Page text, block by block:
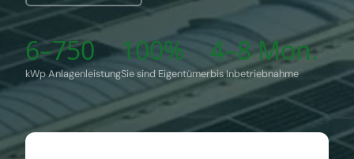
6–750
kWp Anlagenleistung
100%
Sie sind Eigentümer
4–8 Mon.
bis Inbetriebnahme